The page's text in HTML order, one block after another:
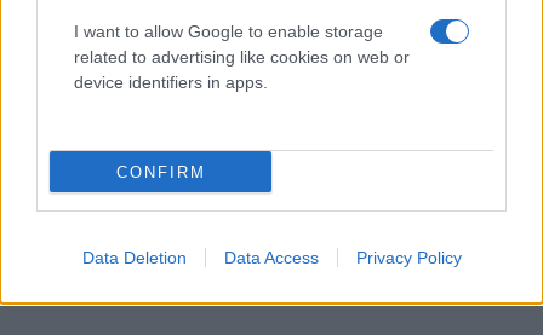
I want to allow Google to enable storage
related to advertising like cookies on web or
device identifiers in apps.
CONFIRM
Data Deletion Data Access Privacy Policy